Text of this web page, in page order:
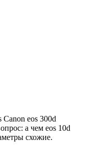
Canon eos 300d
а чем eos 10d
схожие.